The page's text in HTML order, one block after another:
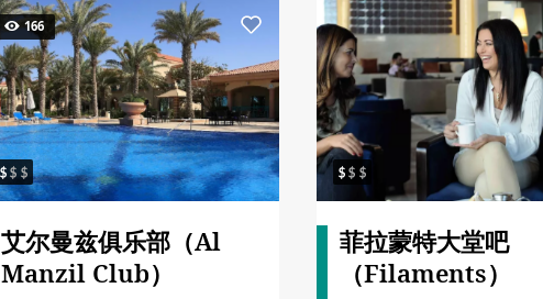
166
艾尔曼兹俱乐部（Al
Manzil Club）
菲拉蒙特大堂吧
（Filaments）